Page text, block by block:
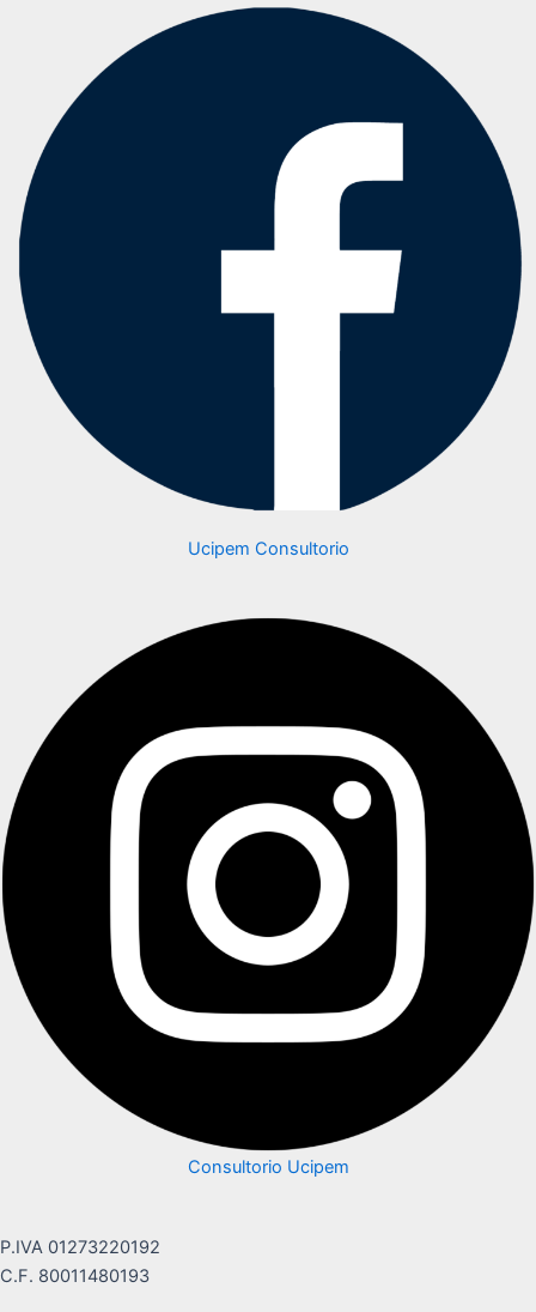
Ucipem Consultorio
Consultorio Ucipem
P.IVA 01273220192
C.F. 80011480193